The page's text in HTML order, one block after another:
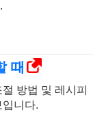
때
방법 및 레시피
니다.